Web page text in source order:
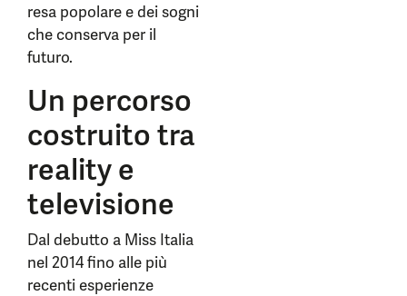
resa popolare e dei sogni
che conserva per il
futuro.
Un percorso
costruito tra
reality e
televisione
Dal debutto a Miss Italia
nel 2014 fino alle più
recenti esperienze